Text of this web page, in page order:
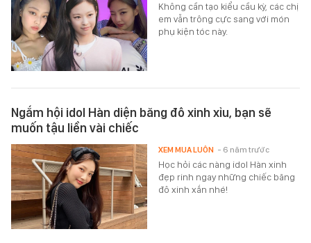
Không cần tạo kiểu cầu kỳ, các chị
em vẫn trông cực sang với món
phụ kiện tóc này.
Ngắm hội idol Hàn diện băng đô xinh xỉu, bạn sẽ
muốn tậu liền vài chiếc
Học hỏi các nàng idol Hàn xinh
đẹp rinh ngay những chiếc băng
đô xinh xắn nhé!
XEM MUA LUÔN - 6 năm trước